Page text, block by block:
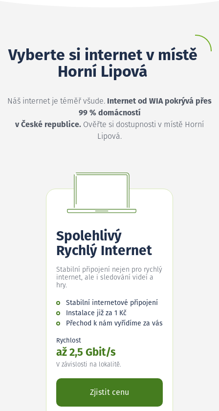
Vyberte si internet v místě
Horní Lipová
Náš internet je téměř všude. Internet od WIA pokrývá přes
99 % domácností
v České republice. Ověřte si dostupnosti v místě Horní
Lipová.
Spolehlivý
Rychlý Internet
Stabilní připojení nejen pro rychlý
internet, ale i sledování videí a
hry.
Stabilní internetové připojení
Instalace již za 1 Kč
Přechod k nám vyřídíme za vás
Rychlost
až 2,5 Gbit/s
V závislosti na lokalitě.
Zjistit cenu